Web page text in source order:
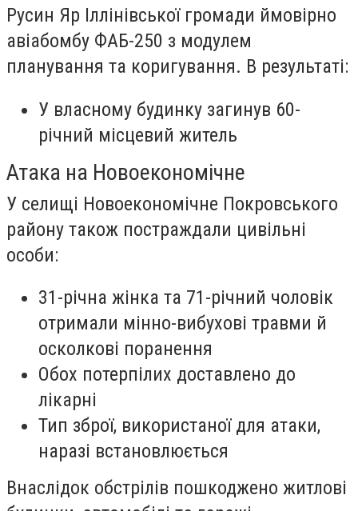
Русин Яр Іллінівської громади ймовірно
авіабомбу ФАБ-250 з модулем
планування та коригування. В результаті:
У власному будинку загинув 60-
річний місцевий житель
Атака на Новоекономічне
У селищі Новоекономічне Покровського
району також постраждали цивільні
особи:
31-річна жінка та 71-річний чоловік
отримали мінно-вибухові травми й
осколкові поранення
Обох потерпілих доставлено до
лікарні
Тип зброї, використаної для атаки,
наразі встановлюється
Внаслідок обстрілів пошкоджено житлові